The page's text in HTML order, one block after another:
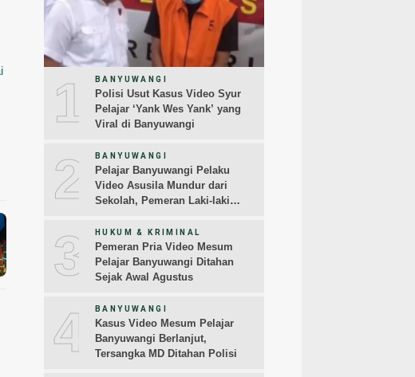
1 BANYUWANGI
Polisi Usut Kasus Video Syur
Pelajar ‘Yank Wes Yank’ yang
Viral di Banyuwangi
2 BANYUWANGI
Pelajar Banyuwangi Pelaku
Video Asusila Mundur dari
Sekolah, Pemeran Laki-laki
3 HUKUM & KRIMINAL
Pemeran Pria Video Mesum
Pelajar Banyuwangi Ditahan
Sejak Awal Agustus
4 BANYUWANGI
Kasus Video Mesum Pelajar
Banyuwangi Berlanjut,
Tersangka MD Ditahan Polisi